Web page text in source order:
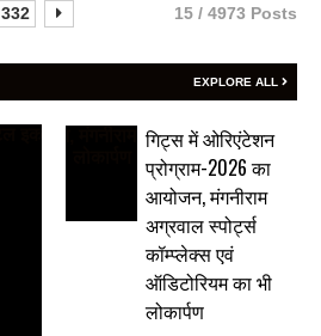
332 15 / 4973 Posts
EXPLORE ALL
गिट्स में ओरिएंटेशन
प्रोग्राम-2026 का
आयोजन, मंगनीराम
अग्रवाल स्पोर्ट्स
कॉम्प्लेक्स एवं
ऑडिटोरियम का भी
लोकार्पण